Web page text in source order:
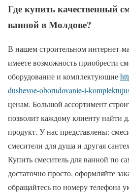
Где купить качественный
ванной в Молдове?
В нашем строительном интернет-
имеете возможность приобрести
оборудование и комплектующие
dushevoe-oborudovanie-i-
ценам. Большой ассортимент
позволит каждому клиенту найти
продукт. У нас представлены:
смесители для душа и другая
Купить смеситель для ванной по
достаточно просто, оформляйте
обращайтесь по номеру телефона